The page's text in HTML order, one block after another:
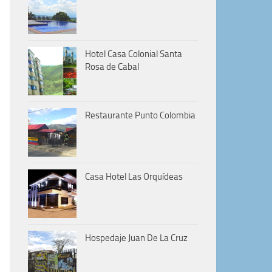
Hotel Casa Colonial Santa
Rosa de Cabal
Restaurante Punto Colombia
Casa Hotel Las Orquídeas
Hospedaje Juan De La Cruz